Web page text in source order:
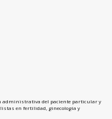
administrativa del paciente particular y
en fertilidad, ginecología y